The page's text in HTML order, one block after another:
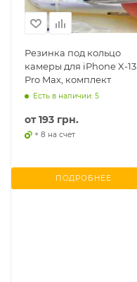
Резинка под кольцо
камеры для iPhone X-13
Pro Max, комплект
Есть в наличии: 5
от193 грн.
+ 8 на счет
ПОДРОБНЕЕ